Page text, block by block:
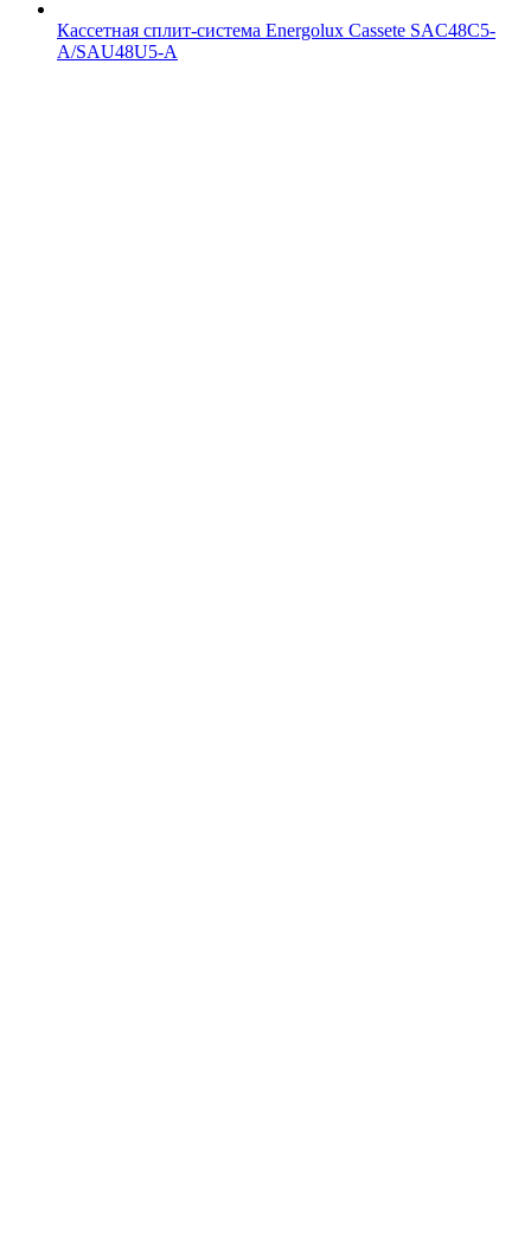
Кассетная сплит-система Energolux Cassete SAC48С5-
A/SAU48U5-A